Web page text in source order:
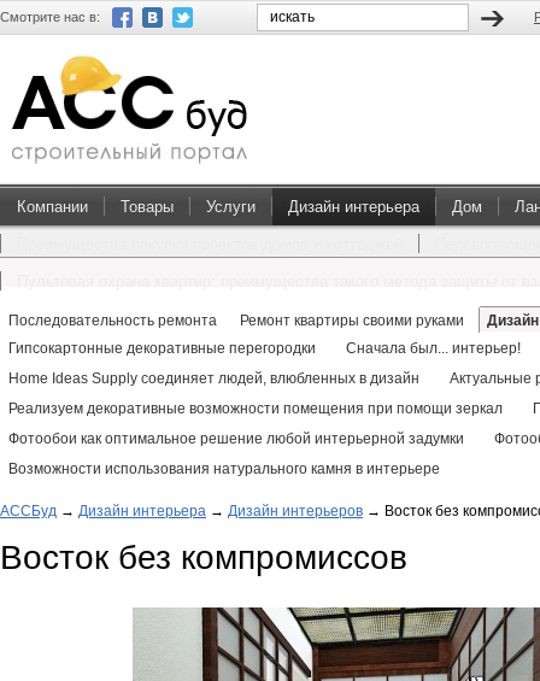
Смотрите нас в:
Компании Товары Услуги Дизайн интерьера Дом
Последовательность ремонта Ремонт квартиры своими руками
Гипсокартонные декоративные перегородки
Сначала был... интерьер!
Home Ideas Supply соединяет людей, влюбленных в дизайн
Актуальные
Реализуем декоративные возможности помещения при помощи зеркал
Фотообои как оптимальное решение любой интерьерной задумки
Возможности использования натурального камня в интерьере
АССБуд → Дизайн интерьера → Дизайн интерьеров → Восток без
Восток без компромиссов